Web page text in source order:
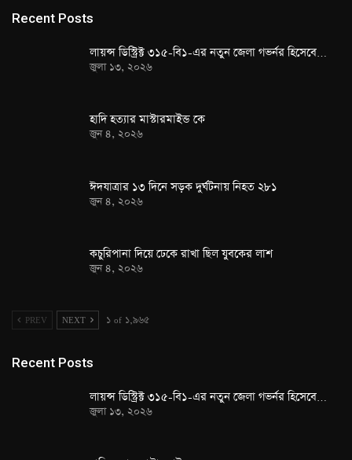
Recent Posts
লায়ন্স ডিস্ট্রিক্ট ৩১৫-বি১-এর নতুন জেলা গভর্নর হিসেবে…
জুলা ১৩, ২০২৬
হাদি হত্যার মাস্টারমাইন্ড কে
জুন ৪, ২০২৬
ঈদযাত্রার ১৩ দিনে সড়ক দুর্ঘটনায় নিহত ২৮১
জুন ৪, ২০২৬
কচুরিপানা দিয়ে ঢেকে রাখা ছিল যুবকের লাশ
জুন ৪, ২০২৬
PREV NEXT ১ of ১,৯৬৫
Recent Posts
লায়ন্স ডিস্ট্রিক্ট ৩১৫-বি১-এর নতুন জেলা গভর্নর হিসেবে…
জুলা ১৩, ২০২৬